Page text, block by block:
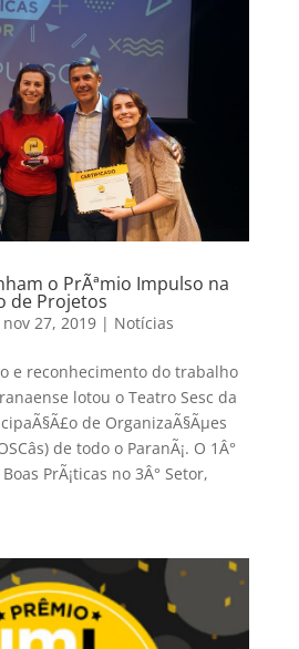
o PrÃªmio Impulso na
de Projetos
nov 27, 2019| Notícias
e reconhecimento do trabalho
lotou o Teatro Sesc da
de OrganizaÃ§Ãµes
de todo o ParanÃ¡. O 1Â°
PrÃ¡ticas no 3Â° Setor,